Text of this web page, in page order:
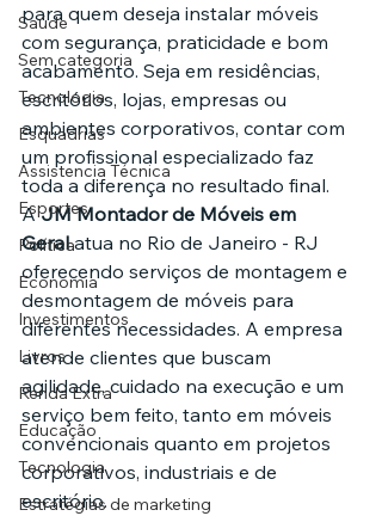
Saúde
Sem categoria
Tecnologia
Esquadrias
Assistencia Técnica
Esportes
Política
Economia
Investimentos
Livros
Renda Extra
Educação
Tecnologia
Estratégias de marketing
para quem deseja instalar móveis
com segurança, praticidade e bom
acabamento. Seja em residências,
escritórios, lojas, empresas ou
ambientes corporativos, contar com
um profissional especializado faz
toda a diferença no resultado final.
A JM Montador de Móveis em
Geral atua no Rio de Janeiro - RJ
oferecendo serviços de montagem e
desmontagem de móveis para
diferentes necessidades. A empresa
atende clientes que buscam
agilidade, cuidado na execução e um
serviço bem feito, tanto em móveis
convencionais quanto em projetos
corporativos, industriais e de
escritório.